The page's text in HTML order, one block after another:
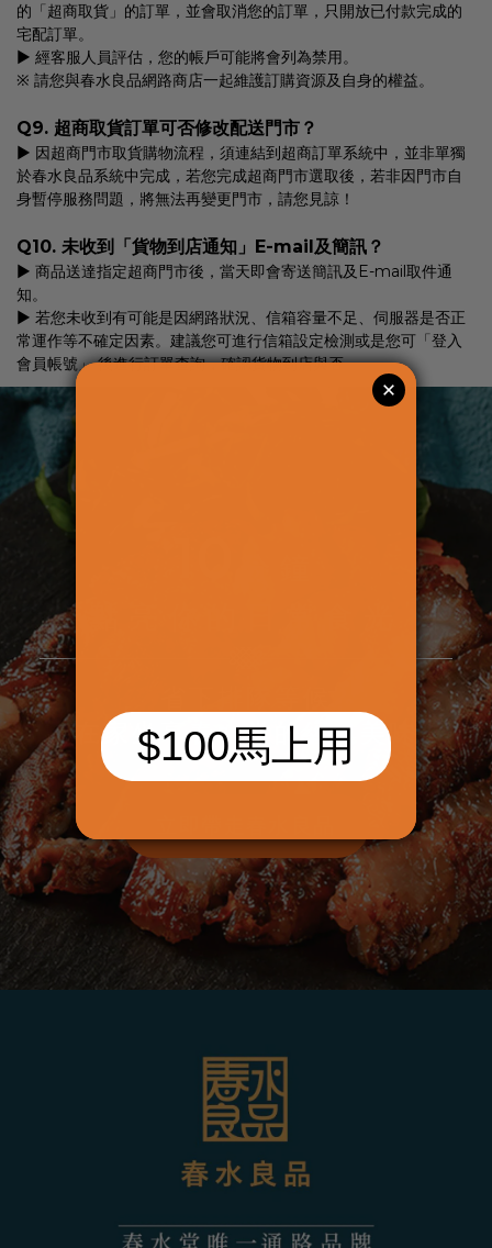
的「超商取貨」的訂單，並會取消您的訂單，只開放已付款完成的
宅配訂單。
▶ 經客服人員評估，您的帳戶可能將會列為禁用。
※ 請您與春水良品網路商店一起維護訂購資源及自身的權益。
Q9. 超商取貨訂單可否修改配送門市？
▶ 因超商門市取貨購物流程，須連結到超商訂單系統中，並非單獨
於春水良品系統中完成，若您完成超商門市選取後，若非因門市自
身暫停服務問題，將無法再變更門市，請您見諒！
Q10. 未收到「貨物到店通知」E-mail及簡訊？
▶ 商品送達指定超商門市後，當天即會寄送簡訊及E-mail取件通
知。
▶ 若您未收到有可能是因網路狀況、信箱容量不足、伺服器是否正
常運作等不確定因素。建議您可進行信箱設定檢測或是您可「登入
會員帳號」 後進行訂單查詢，確認貨物到店與否。
在家坐享春水堂的經典美味